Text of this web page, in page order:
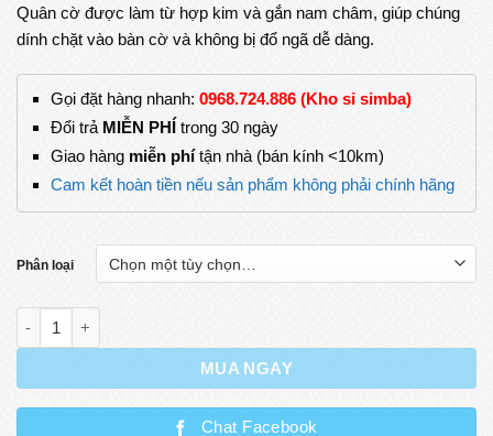
Quân cờ được làm từ hợp kim và gắn nam châm, giúp chúng
dính chặt vào bàn cờ và không bị đổ ngã dễ dàng.
Gọi đặt hàng nhanh: 0968.724.886 (Kho sỉ simba)
Đổi trảMIỄN PHÍtrong 30 ngày
Giao hàng miễn phítận nhà (bán kính <10km)
Cam kết hoàn tiền nếu sản phẩm không phải chính hãng
Phân loại
MUA NGAY
Chat Facebook